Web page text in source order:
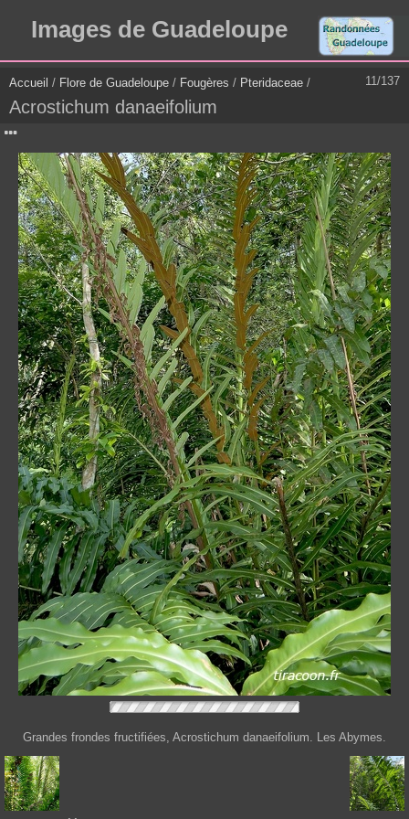
Images de Guadeloupe
11/137
Accueil / Flore de Guadeloupe / Fougères / Pteridaceae /
Acrostichum danaeifolium
Grandes frondes fructifiées, Acrostichum danaeifolium. Les Abymes.